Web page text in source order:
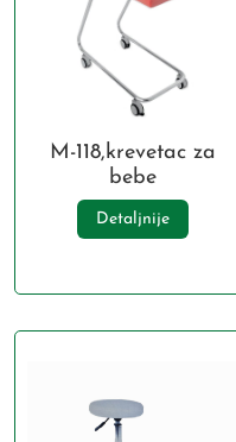
M-118,krevetac za
bebe
Detaljnije